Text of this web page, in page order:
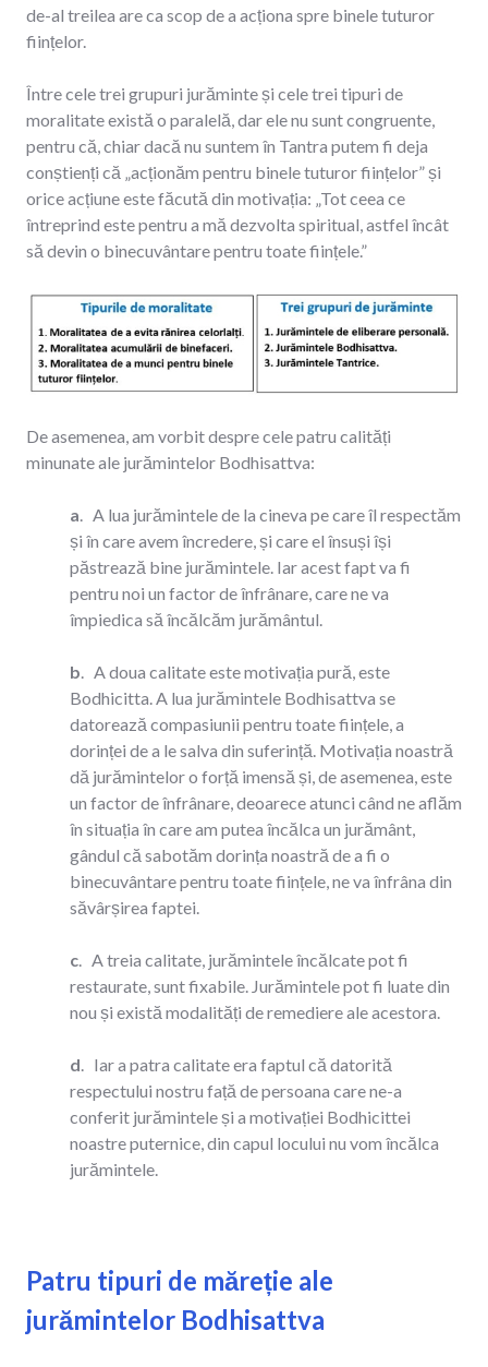
de-al treilea are ca scop de a acționa spre binele tuturor
ființelor.
Între cele trei grupuri jurăminte și cele trei tipuri de
moralitate există o paralelă, dar ele nu sunt congruente,
pentru că, chiar dacă nu suntem în Tantra putem fi deja
conștienți că „acționăm pentru binele tuturor ființelor” și
orice acțiune este făcută din motivația: „Tot ceea ce
întreprind este pentru a mă dezvolta spiritual, astfel încât
să devin o binecuvântare pentru toate ființele.”
De asemenea, am vorbit despre cele patru calități
minunate ale jurămintelor Bodhisattva:
a. A lua jurămintele de la cineva pe care îl respectăm
și în care avem încredere, și care el însuși își
păstrează bine jurămintele. Iar acest fapt va fi
pentru noi un factor de înfrânare, care ne va
împiedica să încălcăm jurământul.
b. A doua calitate este motivația pură, este
Bodhicitta. A lua jurămintele Bodhisattva se
datorează compasiunii pentru toate ființele, a
dorinței de a le salva din suferință. Motivația noastră
dă jurămintelor o forță imensă și, de asemenea, este
un factor de înfrânare, deoarece atunci când ne aflăm
în situația în care am putea încălca un jurământ,
gândul că sabotăm dorința noastră de a fi o
binecuvântare pentru toate ființele, ne va înfrâna din
săvârșirea faptei.
c. A treia calitate, jurămintele încălcate pot fi
restaurate, sunt fixabile. Jurămintele pot fi luate din
nou și există modalități de remediere ale acestora.
d. Iar a patra calitate era faptul că datorită
respectului nostru față de persoana care ne-a
conferit jurămintele și a motivației Bodhicittei
noastre puternice, din capul locului nu vom încălca
jurămintele.
Patru tipuri de măreție ale
jurămintelor Bodhisattva